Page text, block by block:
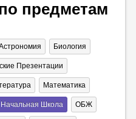
предметам
Биология
Презентации
Математика
Начальная Школа ОБЖ